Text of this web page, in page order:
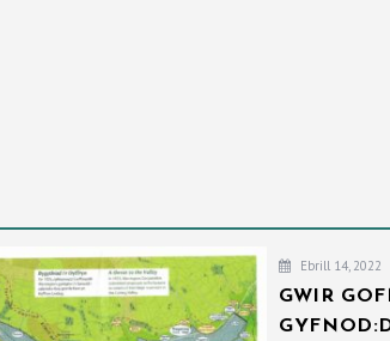
Ebrill 14, 2022
GWIR